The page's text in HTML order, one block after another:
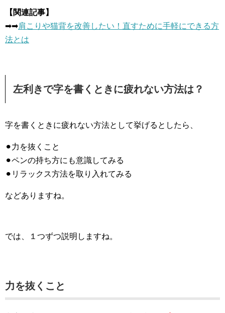
【関連記事】
➡︎➡︎肩こりや猫背を改善したい！直すために手軽にできる方
法とは
左利きで字を書くときに疲れない方法は？
字を書くときに疲れない方法として挙げるとしたら、
⚫︎力を抜くこと
⚫︎ペンの持ち方にも意識してみる
⚫︎リラックス方法を取り入れてみる
などありますね。
では、１つずつ説明しますね。
力を抜くこと